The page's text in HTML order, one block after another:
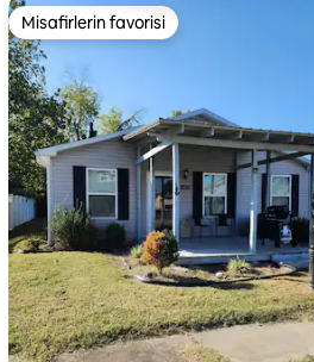
4,98 puan, 887
Misafirlerin favorisi
Misafirlerin favorisi